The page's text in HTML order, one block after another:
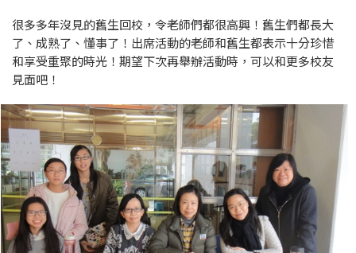
很多多年沒見的舊生回校，令老師們都很高興！舊生們都長大
了、成熟了、懂事了！出席活動的老師和舊生都表示十分珍惜
和享受重聚的時光！期望下次再舉辦活動時，可以和更多校友
見面吧！